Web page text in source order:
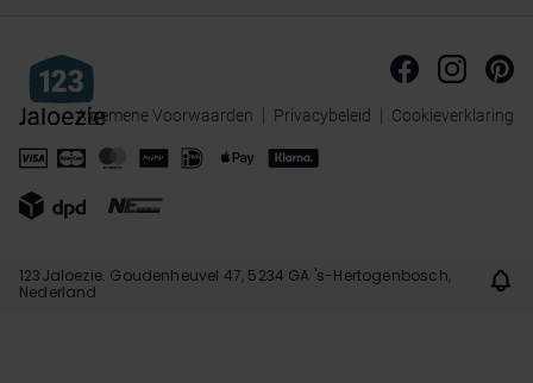
Algemene Voorwaarden Privacybeleid Cookieverklaring
123Jaloezie. Goudenheuvel 47, 5234 GA 's-Hertogenbosch,
Nederland